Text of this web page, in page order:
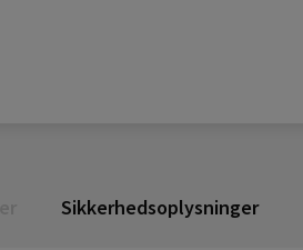
Sikkerhedsoplysninger